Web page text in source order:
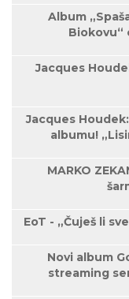
Album
Biokovu“
Jacques
Jacques
albumu!
MARKO
EoT - „Čuješ li
Novi album
streaming